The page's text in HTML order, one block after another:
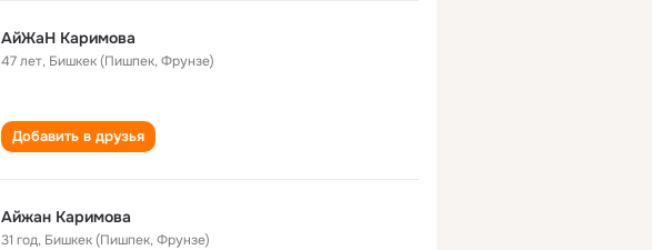
АйЖаН Каримова
47 лет, Бишкек (Пишпек, Фрунзе)
Добавить в друзья
Айжан Каримова
31 год, Бишкек (Пишпек, Фрунзе)